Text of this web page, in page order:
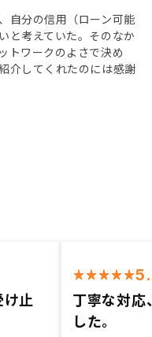
自分の信用（ローン可能
と考えていた。そのなか
トワークのよさで決め
介してくれたのには感謝
止
丁寧な対応
した。